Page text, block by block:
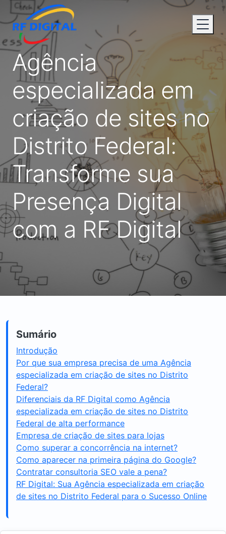
Agência
especializada em
criação de sites no
Distrito Federal:
Transforme sua
Presença Digital
com a RF Digital
Sumário
Introdução
Por que sua empresa precisa de uma Agência
especializada em criação de sites no Distrito
Federal?
Diferenciais da RF Digital como Agência
especializada em criação de sites no Distrito
Federal de alta performance
Empresa de criação de sites para lojas
Como superar a concorrência na internet?
Como aparecer na primeira página do Google?
Contratar consultoria SEO vale a pena?
RF Digital: Sua Agência especializada em criação
de sites no Distrito Federal para o Sucesso Online